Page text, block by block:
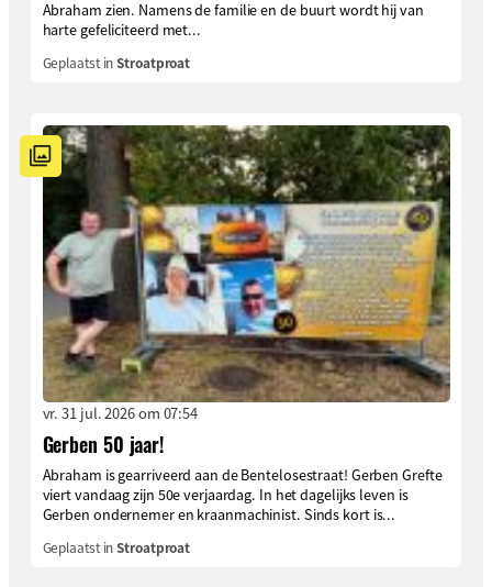
Abraham zien. Namens de familie en de buurt wordt hij van
harte gefeliciteerd met...
Geplaatst inStroatproat
vr. 31 jul. 2026 om 07:54
Gerben 50 jaar!
Abraham is gearriveerd aan de Bentelosestraat! Gerben Grefte
viert vandaag zijn 50e verjaardag. In het dagelijks leven is
Gerben ondernemer en kraanmachinist. Sinds kort is...
Geplaatst inStroatproat